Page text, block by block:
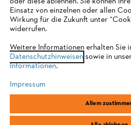
Service
Allgemeine Geschäftsbedingungen
Impressum Cookies
STIHL Vertriebszentrale AG & Co. KG, D-
UNTERSTÜTZT
eine optimale Nutzung unserer Seite
einem der folgenden Browser zu
Firefox
Einsatz von einzelnen oder allen
Wirkung für die Zukunft unter
widerrufen.
Weitere Informationen erhalten Sie
Datenschutzhinweisensowie in
Informationen.
Impressum
Allem